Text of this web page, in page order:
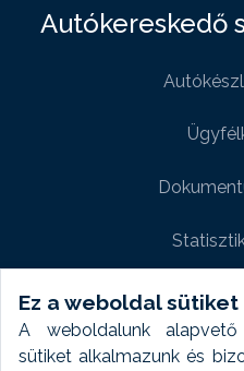
Ez a weboldal sütiket
A weboldalunk alapvető
sütiket alkalmazunk és
Autókereskedő